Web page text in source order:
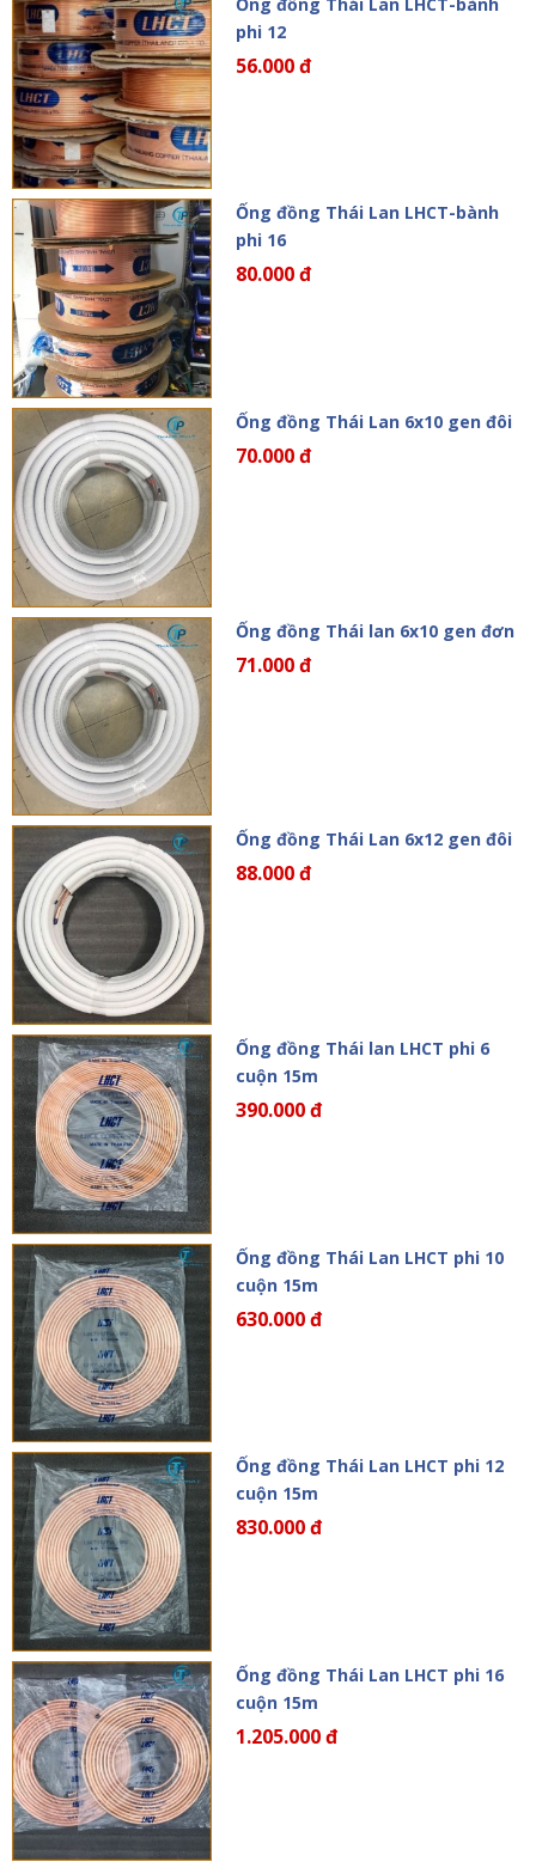
phi 12
56.000 đ
Ống đồng Thái Lan LHCT-bành
phi 16
80.000 đ
Ống đồng Thái Lan 6x10 gen đôi
70.000 đ
Ống đồng Thái lan 6x10 gen đơn
71.000 đ
Ống đồng Thái Lan 6x12 gen đôi
88.000 đ
Ống đồng Thái lan LHCT phi 6
cuộn 15m
390.000 đ
Ống đồng Thái Lan LHCT phi 10
cuộn 15m
630.000 đ
Ống đồng Thái Lan LHCT phi 12
cuộn 15m
830.000 đ
Ống đồng Thái Lan LHCT phi 16
cuộn 15m
1.205.000 đ